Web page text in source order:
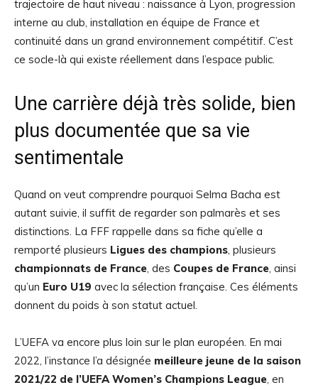
trajectoire de haut niveau : naissance à Lyon, progression
interne au club, installation en équipe de France et
continuité dans un grand environnement compétitif. C’est
ce socle-là qui existe réellement dans l’espace public.
Une carrière déjà très solide, bien
plus documentée que sa vie
sentimentale
Quand on veut comprendre pourquoi Selma Bacha est
autant suivie, il suffit de regarder son palmarès et ses
distinctions. La FFF rappelle dans sa fiche qu’elle a
remporté plusieurs Ligues des champions, plusieurs
championnats de France, des Coupes de France, ainsi
qu’un Euro U19 avec la sélection française. Ces éléments
donnent du poids à son statut actuel.
L’UEFA va encore plus loin sur le plan européen. En mai
2022, l’instance l’a désignée meilleure jeune de la saison
2021/22 de l’UEFA Women’s Champions League, en